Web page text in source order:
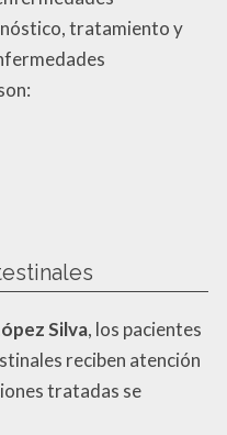
tratamiento y
Silva, los pacientes
reciben atención
tratadas se